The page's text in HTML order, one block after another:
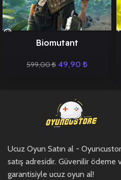
Biomutant
599,00₺ 49,90 ₺
Ucuz Oyun Satın al -
satış adresidir. Güvenilir ödeme
garantisiyle ucuz oyun al!